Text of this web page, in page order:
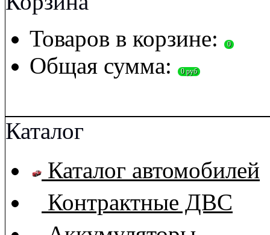
Товаров в корзине:
0
Общая сумма: 0 руб
Каталог
Каталог автомобилей
Контрактные ДВС